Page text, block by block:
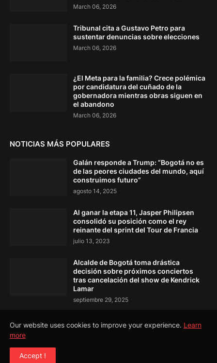
March 06, 2026
Tribunal cita a Gustavo Petro para
sustentar denuncias sobre elecciones
March 06, 2026
¿El Meta para la familia? Crece polémica
por candidatura del cuñado de la
gobernadora mientras obras siguen en
el abandono
March 06, 2026
NOTICIAS MÁS POPULARES
Galán responde a Trump: “Bogotá no es
de las peores ciudades del mundo, aquí
construimos futuro”
agosto 14, 2025
Al ganar la etapa 11, Jasper Philipsen
consolidó su posición como el rey
reinante del sprint del Tour de Francia
julio 13, 2023
Alcalde de Bogotá toma drástica
decisión sobre próximos conciertos
tras cancelación del show de Kendrick
Lamar
septiembre 29, 2025
Copyright ©
Our website uses cookies to improve your experience. Learn
more
Accept !